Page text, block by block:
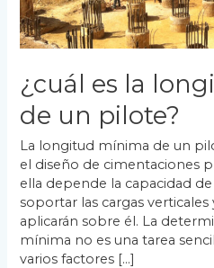
¿cuál es la
de un pilote?
La longitud mínima de un
el diseño de cimentaciones
ella depende la capacidad
soportar las cargas verticales
aplicarán sobre él. La
mínima no es una tarea
varios factores […]